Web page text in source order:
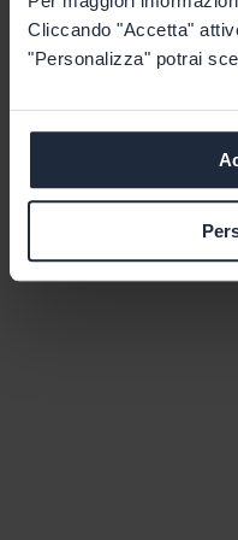
Cliccando "Accetta"
"Personalizza" potrai